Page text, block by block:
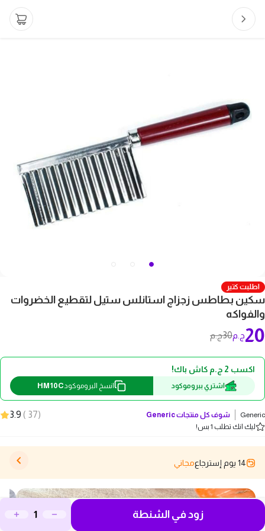
اطلبت كتير
سكين بطاطس زجزاج استانلس ستيل لتقطيع الخضروات
والفواكه
30ج.م 20ج.م
اكسب 2 ج.م كاش باك!
اشتري ببروموكود انسخ البروموكودHM10C
Generic شوف كل منتجاتGeneric
(
37
)
3.9
ليك انك تطلب 1 بس!
14 يوم إسترجاع مجاني
زود في الشنطة